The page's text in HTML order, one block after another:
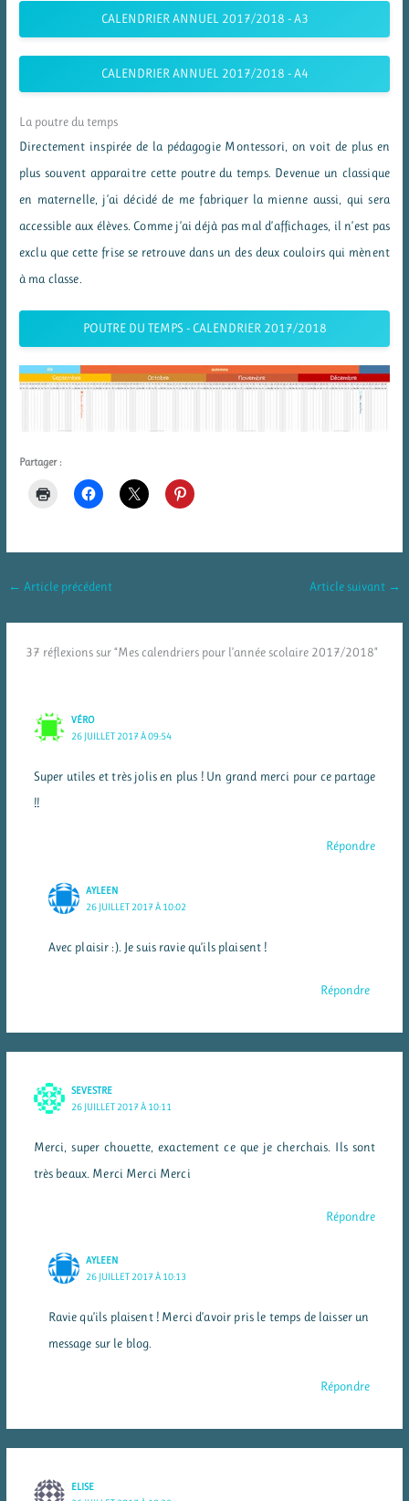
CALENDRIER ANNUEL 2017/2018 - A3
CALENDRIER ANNUEL 2017/2018 - A4
La poutre du temps
Directement inspirée de la pédagogie Montessori, on voit de plus en
plus souvent apparaitre cette poutre du temps. Devenue un classique
en maternelle, j’ai décidé de me fabriquer la mienne aussi, qui sera
accessible aux élèves. Comme j’ai déjà pas mal d’affichages, il n’est pas
exclu que cette frise se retrouve dans un des deux couloirs qui mènent
à ma classe.
POUTRE DU TEMPS - CALENDRIER 2017/2018
Partager :
← Article précédent Article suivant →
37 réflexions sur “Mes calendriers pour l’année scolaire 2017/2018”
VÉRO
26 JUILLET 2017 À 09:54
Super utiles et très jolis en plus ! Un grand merci pour ce partage
!!
Répondre
AYLEEN
26 JUILLET 2017 À 10:02
Avec plaisir :). Je suis ravie qu’ils plaisent !
Répondre
SEVESTRE
26 JUILLET 2017 À 10:11
Merci, super chouette, exactement ce que je cherchais. Ils sont
très beaux. Merci Merci Merci
Répondre
AYLEEN
26 JUILLET 2017 À 10:13
Ravie qu’ils plaisent ! Merci d’avoir pris le temps de laisser un
message sur le blog.
Répondre
ELISE